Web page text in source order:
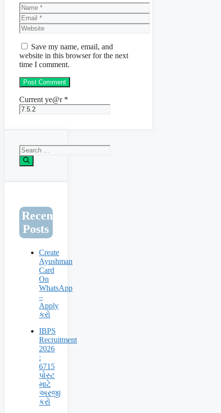
Name
Email
Website
Save my name, email, and
website in this browser for the next
time I comment.
Current ye@r *
Search
for:
Recent
Posts
Create
Ayushman
Card
On
WhatsApp
–
Apply
કરો
IBPS
Recruitment
2026
:
6715
પોસ્ટ
માટે
અરજી
કરો